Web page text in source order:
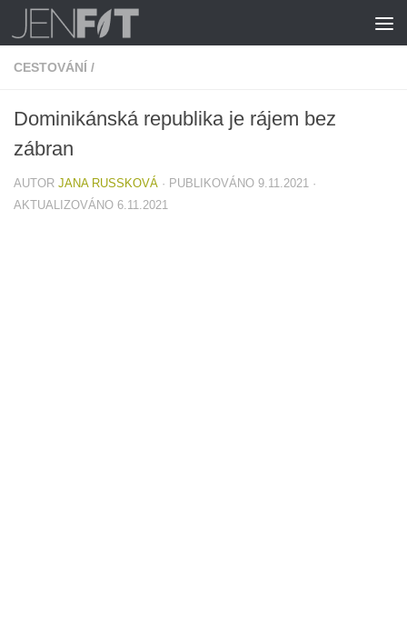
Skip to content
CESTOVÁNÍ /
Dominikánská republika je rájem bez
zábran
AUTOR JANA RUSSKOVÁ · PUBLIKOVÁNO 9.11.2021 ·
AKTUALIZOVÁNO 6.11.2021